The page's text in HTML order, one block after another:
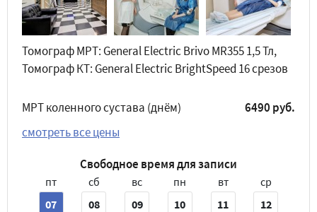
Томограф МРТ: General Electric Brivo MR355 1,5 Тл,
Томограф КТ: General Electric BrightSpeed 16 срезов
МРТ коленного сустава (днём)
6490 руб.
смотреть все цены
Свободное время для записи
пт
07
сб
08
вс
09
пн
10
вт
11
ср
12